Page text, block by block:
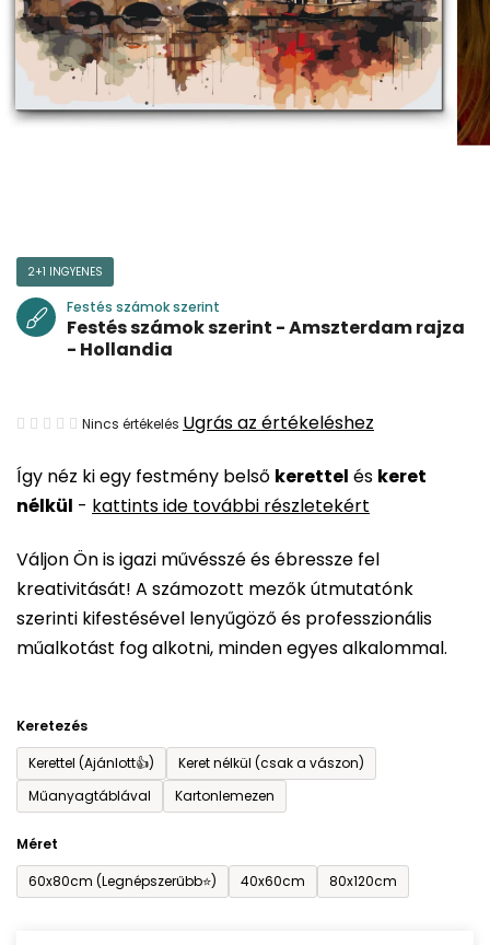
Így néz ki egy festmény belső kerettel és keret
nélkül - kattints ide további részletekért
Váljon Ön is igazi művésszé és ébressze fel
kreativitását! A számozott mezők útmutatónk
szerinti kifestésével lenyűgöző és professzionális
műalkotást fog alkotni, minden egyes alkalommal.
Keretezés
Kerettel (Ajánlott👍)
Keret nélkül (csak a vászon)
Műanyagtáblával
Kartonlemezen
Méret
60x80cm (Legnépszerűbb⭐)
40x60cm 80x120cm
2+1 INGYENES
Festés számok szerint
Festés számok szerint - Amszterdam rajza
- Hollandia
A
átlagos
értékelése
ből
0,0
csillag.
Nincs értékelés Ugrás az értékeléshez